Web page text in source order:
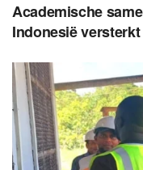
Academische
Indonesië